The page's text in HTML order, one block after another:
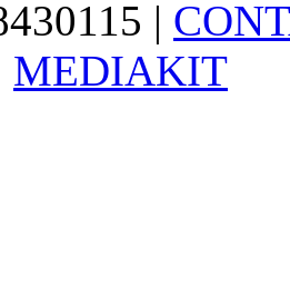
|
MEDIAKIT